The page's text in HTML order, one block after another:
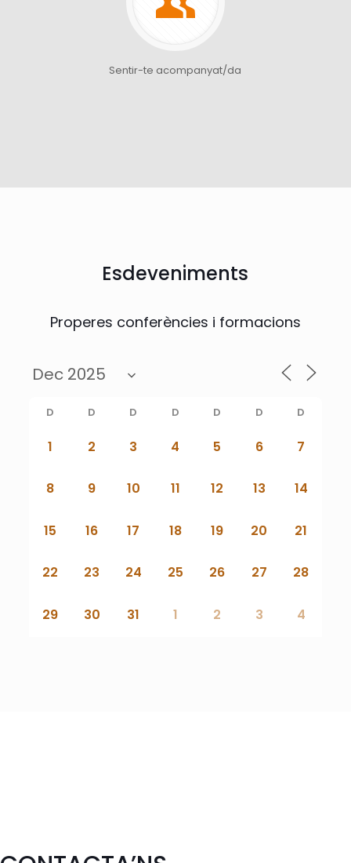
Sentir-te acompanyat/da
Esdeveniments
Properes conferències i formacions
D D D D D D D
1 2 3 4 5 6 7
8 9 10 11 12 13 14
15 16 17 18 19 20 21
22 23 24 25 26 27 28
29 30 31 1 2 3 4